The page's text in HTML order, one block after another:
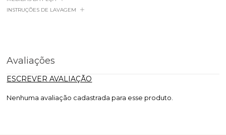
INSTRUÇÕES DE LAVAGEM
Avaliações
ESCREVER AVALIAÇÃO
Nenhuma avaliação cadastrada para esse produto.